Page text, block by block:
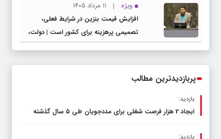
ویژه
11 مرداد 1405
افزایش قیمت بنزین در شرایط فعلی،
تصمیمی پرهزینه برای کشور است | دولت،
قاچاق سوخت و عوامل اصلی ناترازی را
پربازدیدترین مطالب
بازدید:
ایجاد 2 هزار فرصت شغلی برای مددجویان طی ۵ سال گذشته
بازدید: